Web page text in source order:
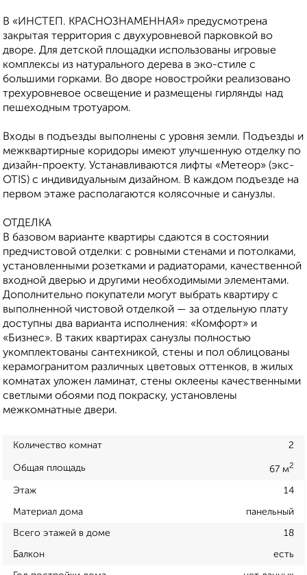
В «ИНСТЕП. КРАСНОЗНАМЕННАЯ» предусмотрена
закрытая территория с двухуровневой парковкой во
дворе. Для детской площадки использованы игровые
комплексы из натурального дерева в эко-стиле с
большими горками. Во дворе новостройки реализовано
трехуровневое освещение и размещены гирлянды над
пешеходным тротуаром.
Входы в подъезды выполнены с уровня земли. Подъезды и
межквартирные коридоры имеют улучшенную отделку по
дизайн-проекту. Устанавливаются лифты «Метеор» (экс-
OTIS) с индивидуальным дизайном. В каждом подъезде на
первом этаже располагаются колясочные и санузлы.
ОТДЕЛКА
В базовом варианте квартиры сдаются в состоянии
предчистовой отделки: с ровными стенами и потолками,
установленными розетками и радиаторами, качественной
входной дверью и другими необходимыми элементами.
Дополнительно покупатели могут выбрать квартиру с
выполненной чистовой отделкой — за отдельную плату
доступны два варианта исполнения: «Комфорт» и
«Бизнес». В таких квартирах санузлы полностью
укомплектованы сантехникой, стены и пол облицованы
керамогранитом различных цветовых оттенков, в жилых
комнатах уложен ламинат, стены оклеены качественными
светлыми обоями под покраску, установлены
межкомнатные двери.
Количество комнат 2
Общая площадь 67 м2
Этаж 14
Материал дома панельный
Всего этажей в доме 18
Балкон есть